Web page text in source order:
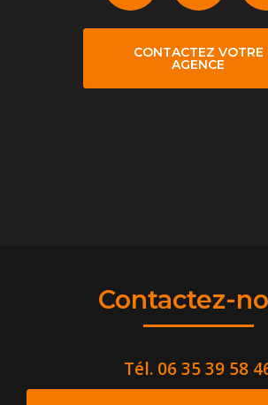
CONTACTEZ VOTRE
AGENCE
Contactez-
Tél. 06 35 39 58